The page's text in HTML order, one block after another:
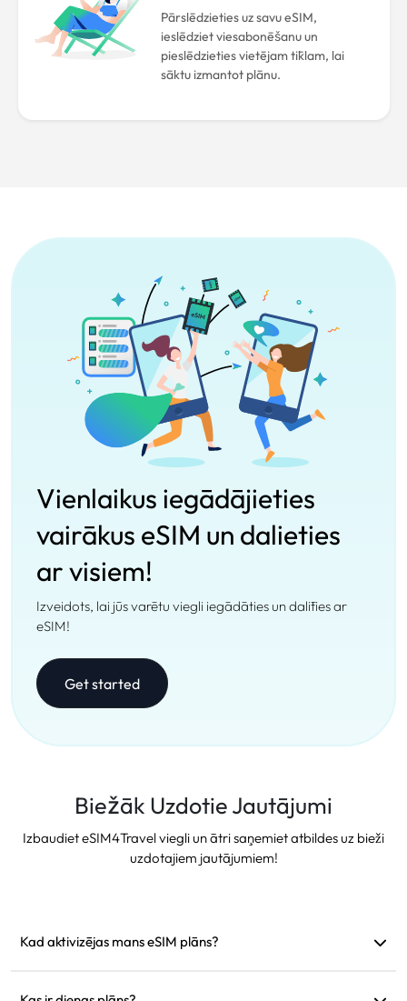
Pārslēdzieties uz savu eSIM,
ieslēdziet viesabonēšanu un
pieslēdzieties vietējam tīklam, lai
sāktu izmantot plānu.
Vienlaikus iegādājieties
vairākus eSIM un dalieties
ar visiem!
Izveidots, lai jūs varētu viegli iegādāties un dalīties ar
eSIM!
Get started
Biežāk Uzdotie Jautājumi
Izbaudiet eSIM4Travel viegli un ātri saņemiet atbildes uz bieži
uzdotajiem jautājumiem!
Kad aktivizējas mans eSIM plāns?